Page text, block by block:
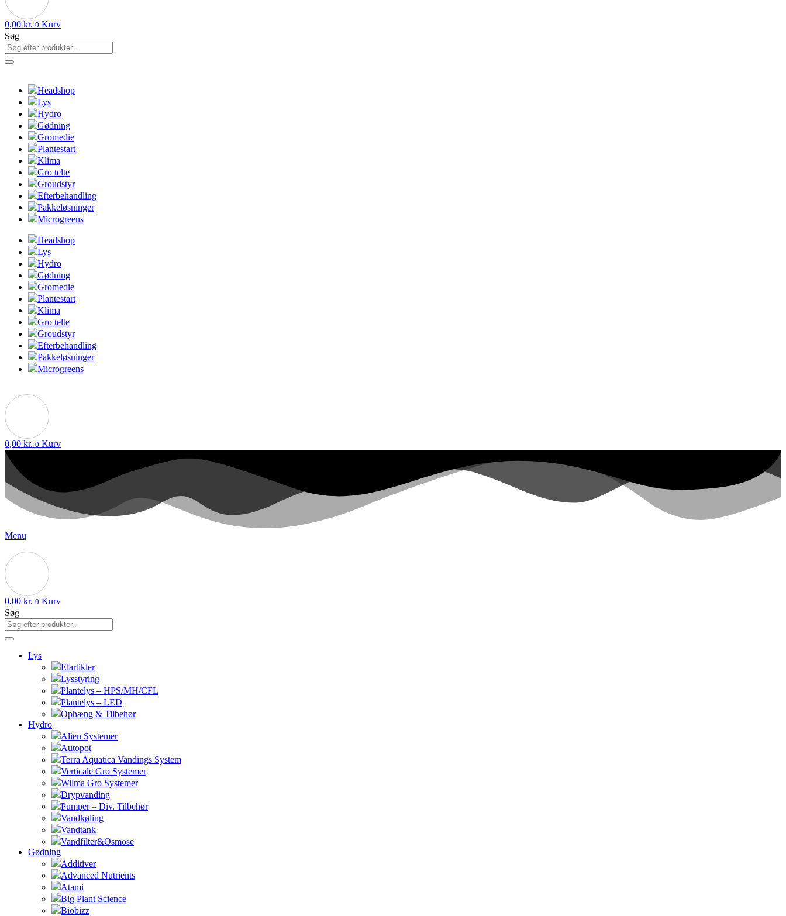
0,00 kr. 0 Kurv
Søg
Headshop
Lys
Hydro
Gødning
Gromedie
Plantestart
Klima
Gro telte
Groudstyr
Efterbehandling
Pakkeløsninger
Microgreens
Headshop
Lys
Hydro
Gødning
Gromedie
Plantestart
Klima
Gro telte
Groudstyr
Efterbehandling
Pakkeløsninger
Microgreens
0,00 kr. 0 Kurv
Menu
0,00 kr. 0 Kurv
Søg
Lys
Elartikler
Lysstyring
Plantelys – HPS/MH/CFL
Plantelys – LED
Ophæng & Tilbehør
Hydro
Alien Systemer
Autopot
Terra Aquatica Vandings System
Verticale Gro Systemer
Wilma Gro Systemer
Drypvanding
Pumper – Div. Tilbehør
Vandkøling
Vandtank
Vandfilter&Osmose
Gødning
Additiver
Advanced Nutrients
Atami
Big Plant Science
Biobizz